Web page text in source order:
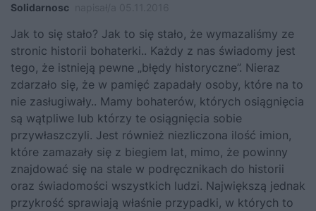
Solidarnosc
Jak to się stało? Jak to się stało, że wymazaliśmy ze
stronic historii bohaterki.. Każdy z nas świadomy jest
tego, że istnieją pewne „błędy historyczne”. Nieraz
zdarzało się, że w pamięć zapadały osoby, które na to
nie zasługiwały.. Mamy bohaterów, których osiągnięcia
są wątpliwe lub którzy te osiągnięcia sobie
przywłaszczyli. Jest również niezliczona ilość imion,
które zamazały się z biegiem lat, mimo, że powinny
znajdować się na stale w podręcznikach do historii
oraz świadomości wszystkich ludzi. Największą jednak
przykrość sprawiają właśnie przypadki, w których to